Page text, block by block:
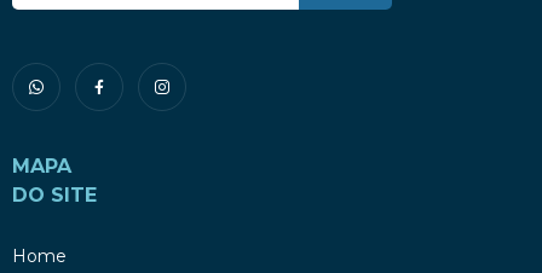
MAPA
DO SITE
Home